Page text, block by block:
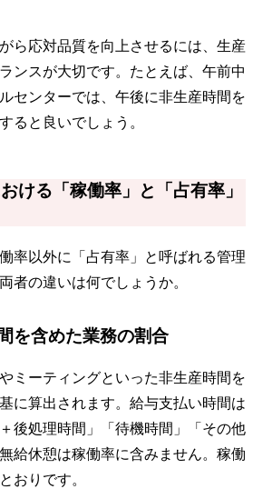
ら応対品質を向上させるには、生産
ンスが大切です。たとえば、午前中
センターでは、午後に非生産時間を
ると良いでしょう。
ける「稼働率」と「占有率」
率以外に「占有率」と呼ばれる管理
者の違いは何でしょうか。
を含めた業務の割合
ミーティングといった非生産時間を
に算出されます。給与支払い時間は
後処理時間」「待機時間」「その他
給休憩は稼働率に含みません。稼働
おりです。